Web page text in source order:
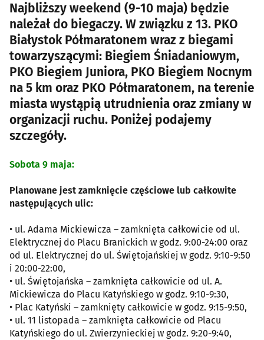
Najbliższy weekend (9-10 maja) będzie
należał do biegaczy. W związku z 13. PKO
Białystok Półmaratonem wraz z biegami
towarzyszącymi: Biegiem Śniadaniowym,
PKO Biegiem Juniora, PKO Biegiem Nocnym
na 5 km oraz PKO Półmaratonem, na terenie
miasta wystąpią utrudnienia oraz zmiany w
organizacji ruchu. Poniżej podajemy
szczegóły.
Sobota 9 maja:
Planowane jest zamknięcie częściowe lub całkowite
następujących ulic:
• ul. Adama Mickiewicza – zamknięta całkowicie od ul.
Elektrycznej do Placu Branickich w godz. 9:00-24:00 oraz
od ul. Elektrycznej do ul. Świętojańskiej w godz. 9:10-9:50
i 20:00-22:00,
• ul. Świętojańska – zamknięta całkowicie od ul. A.
Mickiewicza do Placu Katyńskiego w godz. 9:10-9:30,
• Plac Katyński – zamknięty całkowicie w godz. 9:15-9:50,
• ul. 11 listopada – zamknięta całkowicie od Placu
Katyńskiego do ul. Zwierzynieckiej w godz. 9:20-9:40,